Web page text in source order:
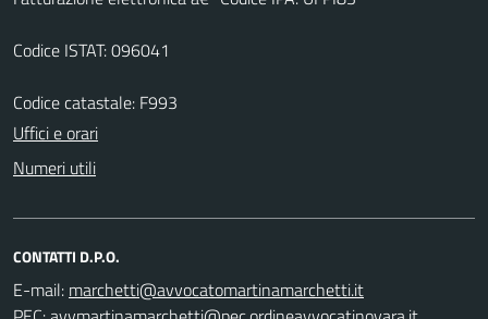
Codice ISTAT: 096041
Codice catastale: F993
Uffici e orari
Numeri utili
CONTATTI D.P.O.
E-mail: